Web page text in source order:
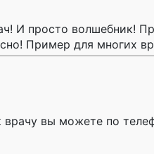
И просто волшебник!
Пример для многих
врачу вы можете по